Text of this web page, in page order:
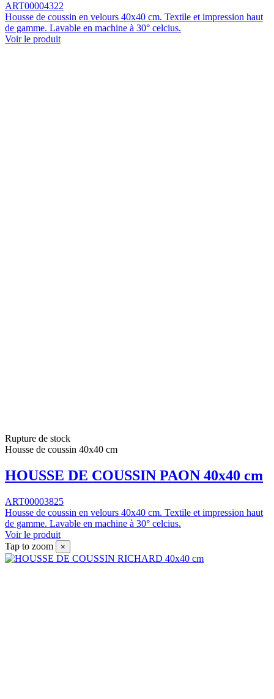
ART00004322
Housse de coussin en velours 40x40 cm. Textile et impression haut
de gamme. Lavable en machine à 30° celcius.
Voir le produit
Rupture de stock
Housse de coussin 40x40 cm
HOUSSE DE COUSSIN PAON 40x40 cm
ART00003825
Housse de coussin en velours 40x40 cm. Textile et impression haut
de gamme. Lavable en machine à 30° celcius.
Voir le produit
Tap to zoom
×